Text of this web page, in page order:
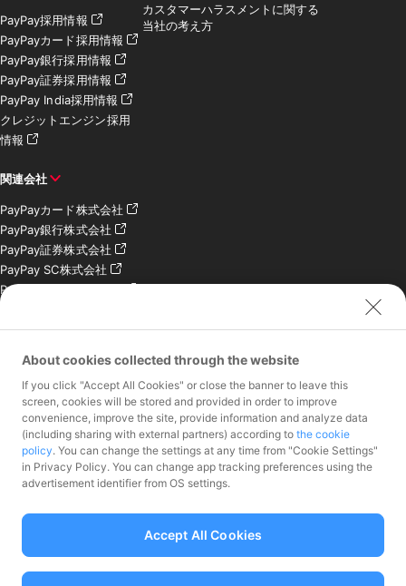
PayPay採用情報
PayPayカード採用情報
PayPay銀行採用情報
PayPay証券採用情報
PayPay India採用情報
クレジットエンジン採用
情報
関連会社
PayPayカード株式会社
PayPay銀行株式会社
PayPay証券株式会社
PayPay SC株式会社
PayPay India Pvt. Ltd.
会社
お問い合わせ
加盟店様専用お問い合わ
報道関係者様専用お問い
合わせ
株主・投資家様専用お問
カスタマーハラスメントに関する
当社の考え方
About cookies collected through the website
If you click "Accept All Cookies" or close the banner to leave this
screen, cookies will be stored and provided in order to improve
convenience, improve the site, provide information and analyze data
(including sharing with external partners) according to the cookie
policy. You can change the settings at any time from "Cookie Settings"
in Privacy Policy. You can change app tracking preferences using the
advertisement identifier from OS settings.
Accept All Cookies